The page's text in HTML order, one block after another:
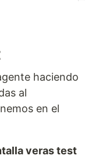
haciendo
al
en el
veras test